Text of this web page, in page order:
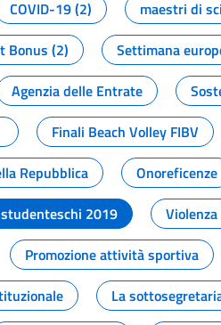
COVID-19 (2) maestri di sci
Bonus (2) Settimana
Agenzia delle Entrate
Finali Beach Volley FIBV
Repubblica Onoreficenze
2019
Promozione attività sportiva
La